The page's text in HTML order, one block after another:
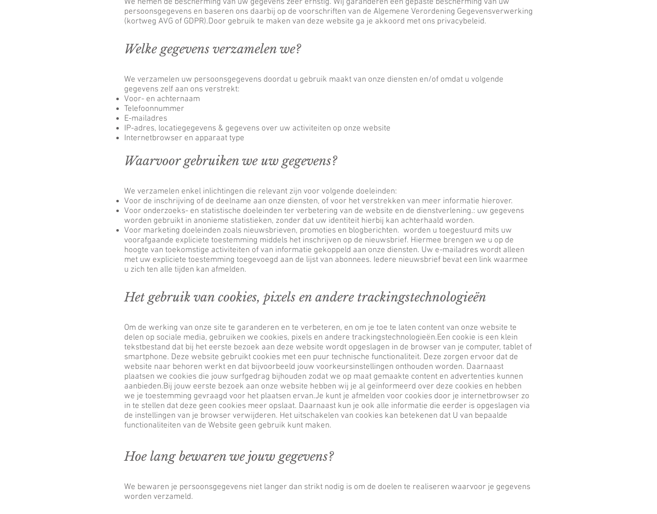
We nemen de bescherming van uw gegevens zeer ernstig. Wij garanderen een gepaste bescherming van uw
persoonsgegevens en baseren ons daarbij op de voorschriften van de Algemene Verordening Gegevensverwerking
(kortweg AVG of GDPR).Door gebruik te maken van deze website ga je akkoord met ons privacybeleid.
Welke gegevens verzamelen we?
We verzamelen uw persoonsgegevens doordat u gebruik maakt van onze diensten en/of omdat u volgende
gegevens zelf aan ons verstrekt:
Voor- en achternaam
Telefoonnummer
E-mailadres
IP-adres, locatiegegevens & gegevens over uw activiteiten op onze website
Internetbrowser en apparaat type
Waarvoor gebruiken we uw gegevens?
We verzamelen enkel inlichtingen die relevant zijn voor volgende doeleinden:
Voor de inschrijving of de deelname aan onze diensten, of voor het verstrekken van meer informatie hierover.
Voor onderzoeks- en statistische doeleinden ter verbetering van de website en de dienstverlening.: uw gegevens
worden gebruikt in anonieme statistieken, zonder dat uw identiteit hierbij kan achterhaald worden.
Voor marketing doeleinden zoals nieuwsbrieven, promoties en blogberichten. worden u toegestuurd mits uw
voorafgaande expliciete toestemming middels het inschrijven op de nieuwsbrief. Hiermee brengen we u op de
hoogte van toekomstige activiteiten of van informatie gekoppeld aan onze diensten. Uw e-mailadres wordt alleen
met uw expliciete toestemming toegevoegd aan de lijst van abonnees. Iedere nieuwsbrief bevat een link waarmee
u zich ten alle tijden kan afmelden.
Het gebruik van cookies, pixels en andere trackingstechnologieën
Om de werking van onze site te garanderen en te verbeteren, en om je toe te laten content van onze website te
delen op sociale media, gebruiken we cookies, pixels en andere trackingstechnologieën.Een cookie is een klein
tekstbestand dat bij het eerste bezoek aan deze website wordt opgeslagen in de browser van je computer, tablet of
smartphone. Deze website gebruikt cookies met een puur technische functionaliteit. Deze zorgen ervoor dat de
website naar behoren werkt en dat bijvoorbeeld jouw voorkeursinstellingen onthouden worden. Daarnaast
plaatsen we cookies die jouw surfgedrag bijhouden zodat we op maat gemaakte content en advertenties kunnen
aanbieden.Bij jouw eerste bezoek aan onze website hebben wij je al geïnformeerd over deze cookies en hebben
we je toestemming gevraagd voor het plaatsen ervan.Je kunt je afmelden voor cookies door je internetbrowser zo
in te stellen dat deze geen cookies meer opslaat. Daarnaast kun je ook alle informatie die eerder is opgeslagen via
de instellingen van je browser verwijderen. Het uitschakelen van cookies kan betekenen dat U van bepaalde
functionaliteiten van de Website geen gebruik kunt maken.
Hoe lang bewaren we jouw gegevens?
We bewaren je persoonsgegevens niet langer dan strikt nodig is om de doelen te realiseren waarvoor je gegevens
worden verzameld.